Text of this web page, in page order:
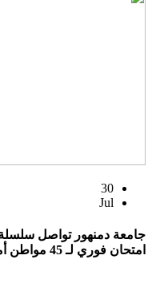
30
Jul
جامعة دمنهور تواصل سلسلة
امتحان فوري لـ 45 مواطن أمي بمركز الأبعادية ب